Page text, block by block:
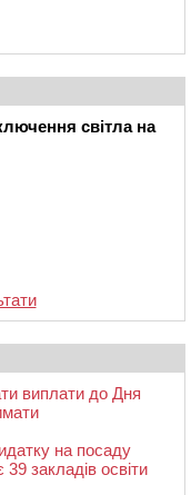
світла на
виплати до Дня
на посаду
закладів освіти